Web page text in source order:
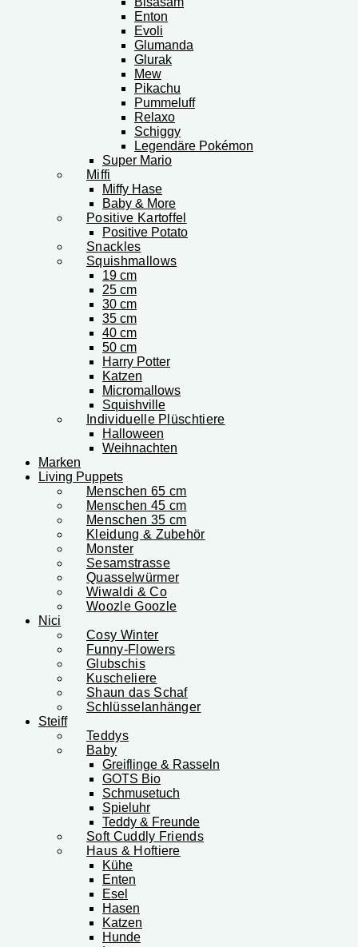
Enton
Evoli
Glumanda
Glurak
Mew
Pikachu
Pummeluff
Relaxo
Schiggy
Legendäre Pokémon
Super Mario
Miffi
Miffy Hase
Baby & More
Positive Kartoffel
Positive Potato
Snackles
Squishmallows
19 cm
25 cm
30 cm
35 cm
40 cm
50 cm
Harry Potter
Katzen
Micromallows
Squishville
Individuelle Plüschtiere
Halloween
Weihnachten
Marken
Living Puppets
Menschen 65 cm
Menschen 45 cm
Menschen 35 cm
Kleidung & Zubehör
Monster
Sesamstrasse
Quasselwürmer
Wiwaldi & Co
Woozle Goozle
Nici
Cosy Winter
Funny-Flowers
Glubschis
Kuscheliere
Shaun das Schaf
Schlüsselanhänger
Steiff
Teddys
Baby
Greiflinge & Rasseln
GOTS Bio
Schmusetuch
Spieluhr
Teddy & Freunde
Soft Cuddly Friends
Haus & Hoftiere
Kühe
Enten
Esel
Hasen
Katzen
Hunde